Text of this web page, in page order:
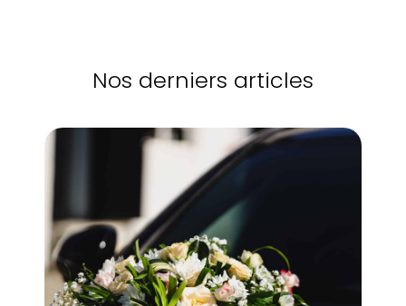
Nos derniers articles